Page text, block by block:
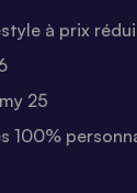
à prix
25
100%